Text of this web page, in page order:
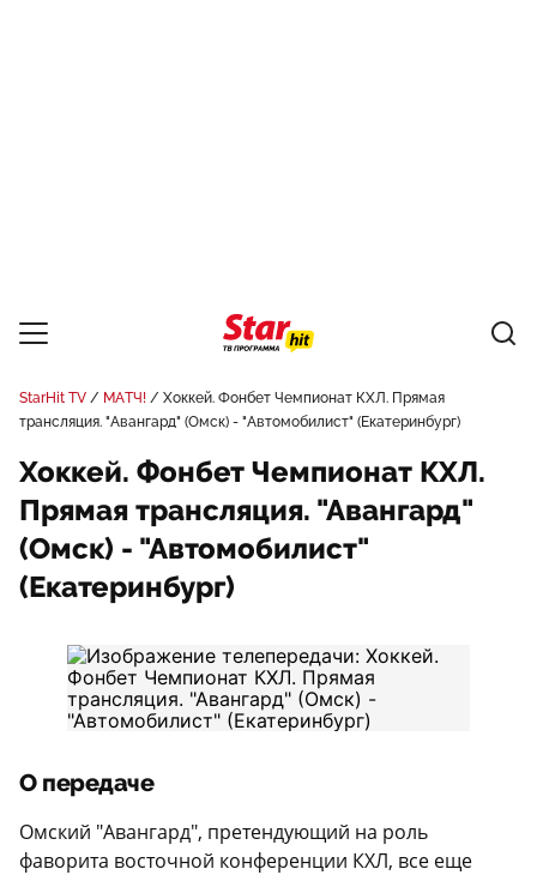
StarHit TV МАТЧ!
Хоккей. Фонбет Чемпионат КХЛ. Прямая
трансляция. "Авангард" (Омск) - "Автомобилист" (Екатеринбург)
Хоккей. Фонбет Чемпионат КХЛ.
Прямая трансляция. "Авангард"
(Омск) - "Автомобилист"
(Екатеринбург)
О передаче
Омский "Авангард", претендующий на роль
фаворита восточной конференции КХЛ, все еще